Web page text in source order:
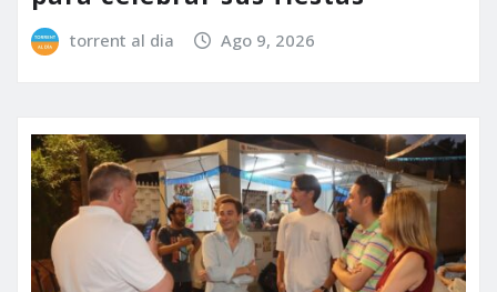
torrent al dia Ago 9, 2026